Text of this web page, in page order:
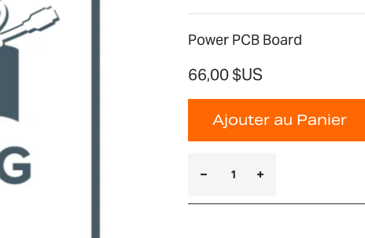
Power PCB Board
66,00 $US
Ajouter au Panier